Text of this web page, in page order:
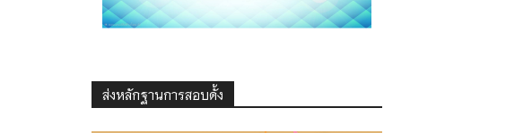
ส่งหลักฐานการสอบดั้ง